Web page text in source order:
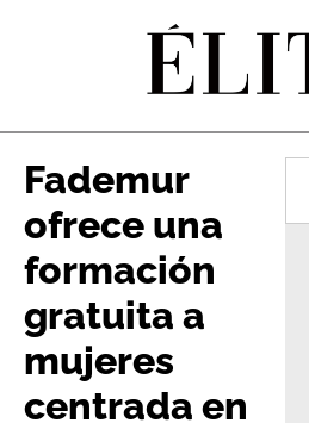
Fademur
ofrece una
formación
gratuita a
mujeres
centrada en